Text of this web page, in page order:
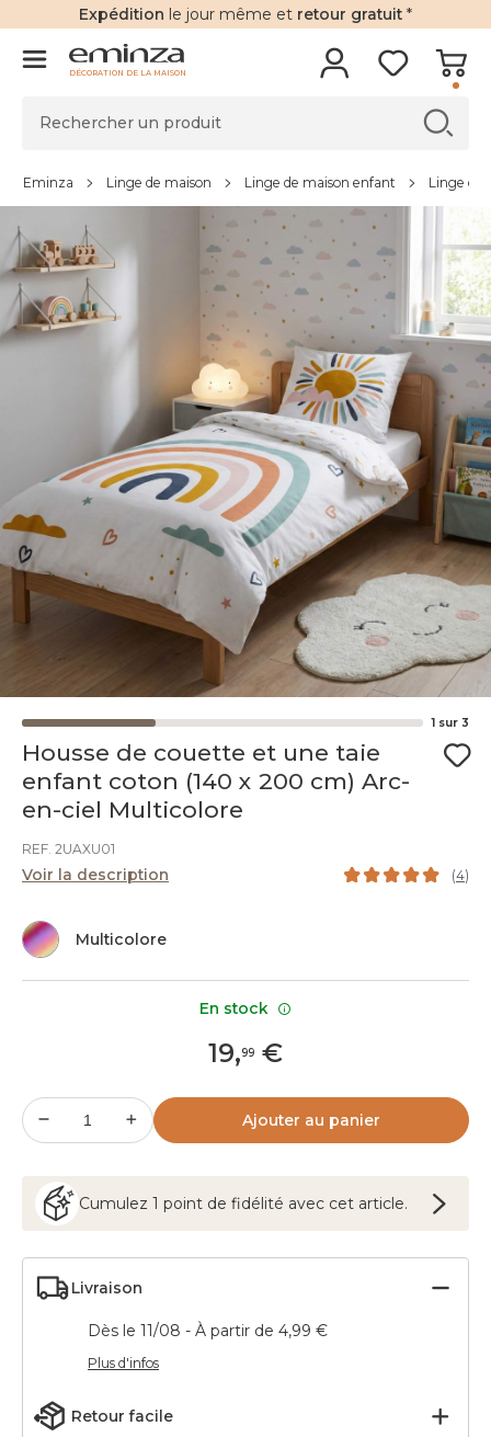
Expédition le jour même et retour gratuit *
DÉCORATION DE LA MAISON
Eminza Linge de maison Linge de maison enfant Linge de
1 sur 3
Housse de couette et une taie
enfant coton (140 x 200 cm) Arc-
en-ciel Multicolore
REF. 2UAXU01
Voir la description (4)
Multicolore
19,99 €
Ajouter au panier
Cumulez 1 point de fidélité avec cet article.
Livraison
Dès le 11/08 - À partir de 4,99 €
Plus d'infos
Retour facile